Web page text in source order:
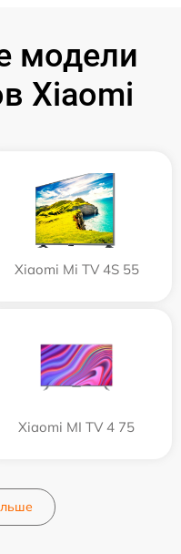
модели
Xiaomi
Xiaomi Mi TV 4S 55
Xiaomi MI TV 4 75